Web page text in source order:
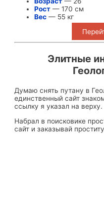
Рост — 170 см
Вес — 55 кг
Элитные
Думаю снять путану в
единственный сайт
ссылку я указал на верху.
Набрал в поисковике
сайт и заказывай